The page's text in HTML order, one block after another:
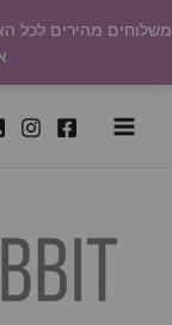
לתוכן
משלוחים מהירים לכל